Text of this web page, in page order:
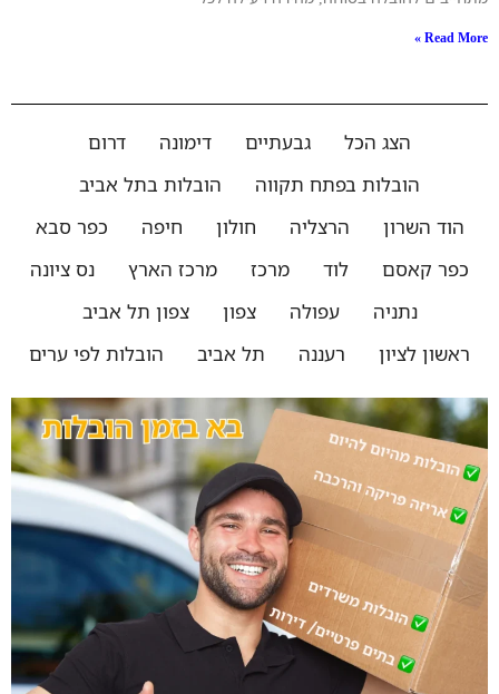
Read More »
הצג הכל גבעתיים דימונה
דרום
הובלות בפתח תקווה
הובלות בתל אביב
הוד השרון
הרצליה חולון חיפה
כפר סבא
כפר קאסם
לוד מרכז מרכז הארץ
נס ציונה
נתניה
עפולה צפון
צפון תל אביב
ראשון לציון
רעננה תל אביב הובלות לפי ערים